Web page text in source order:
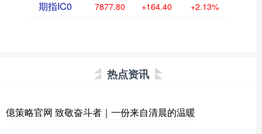
期指IC0 7877.80 +164.40 +2.13%
热点资讯
億策略官网 致敬奋斗者｜一份来自清晨的温暖